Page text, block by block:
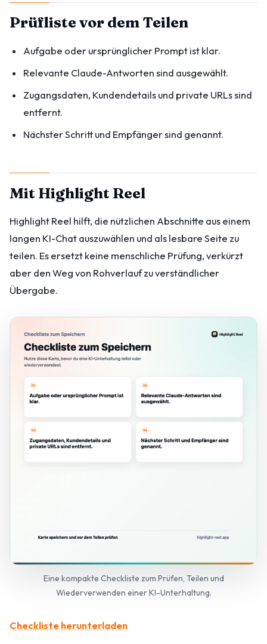
Prüfliste vor dem Teilen
Aufgabe oder ursprünglicher Prompt ist klar.
Relevante Claude-Antworten sind ausgewählt.
Zugangsdaten, Kundendetails und private URLs sind
entfernt.
Nächster Schritt und Empfänger sind genannt.
Mit Highlight Reel
Highlight Reel hilft, die nützlichen Abschnitte aus einem
langen KI-Chat auszuwählen und als lesbare Seite zu
teilen. Es ersetzt keine menschliche Prüfung, verkürzt
aber den Weg von Rohverlauf zu verständlicher
Übergabe.
Eine kompakte Checkliste zum Prüfen, Teilen und
Wiederverwenden einer KI-Unterhaltung.
Checkliste herunterladen